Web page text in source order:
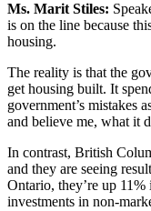
Ms. Marit Stiles:
is on the line because
housing.
The reality is that the
get housing built. It
government’s mistakes
and believe me, what it
In contrast, British
and they are seeing
Ontario, they’re up
investments in non-